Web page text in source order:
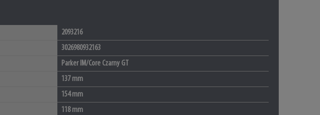
2093216
3026980932163
Parker IM/Core Czarny GT
137 mm
154 mm
118 mm